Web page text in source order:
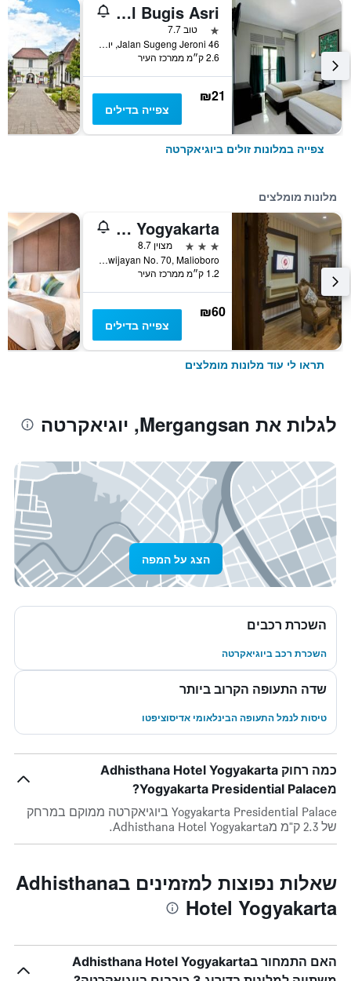
Hotel Bugis Asri
כוכב 1טוב 7.7
46 Jalan Sugeng Jeroni, יוגיאקרטה, אינדונזיה
2.6 ק״מ ממרכז העיר
₪21
צפייה בדילים
צפייה במלונות זולים ביוגיאקרטה
מלונות מומלצים
Grand Puri Saron Yogyakarta
3 כוכבים
מצוין 8.7
Jl. Sosrowijayan No. 70, Malioboro, יוגיאקרטה, אינדונזיה
1.2 ק״מ ממרכז העיר
₪60
צפייה בדילים
תראו לי עוד מלונות מומלצים
לגלות את Mergangsan, יוגיאקרטה
הצג על המפה
השכרת רכבים
השכרת רכב ביוגיאקרטה
שדה התעופה הקרוב ביותר
טיסות לנמל התעופה הבינלאומי אדיסוציפטו
כמה רחוק Adhisthana Hotel Yogyakarta
מYogyakarta Presidential Palace?
Yogyakarta Presidential Palace ביוגיאקרטה ממוקם במרחק
של 2.3 ק"מ מAdhisthana Hotel Yogyakarta.
שאלות נפוצות למזמינים בAdhisthana
Hotel Yogyakarta
האם התמחור בAdhisthana Hotel Yogyakarta